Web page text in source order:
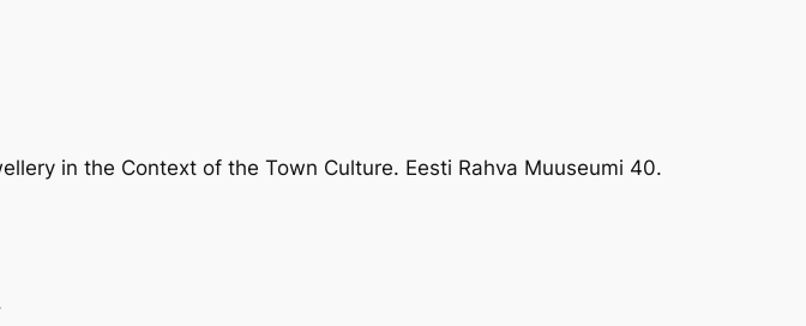
in the Context of the Town Culture. Eesti Rahva Muuseumi 40.